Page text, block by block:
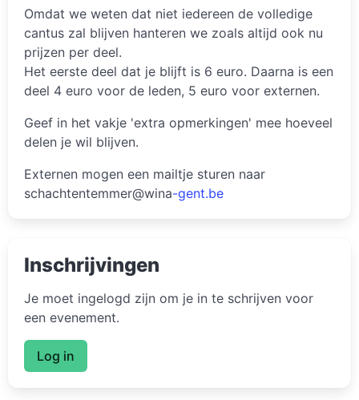
Omdat we weten dat niet iedereen de volledige
cantus zal blijven hanteren we zoals altijd ook nu
prijzen per deel.
Het eerste deel dat je blijft is 6 euro. Daarna is een
deel 4 euro voor de leden, 5 euro voor externen.
Geef in het vakje 'extra opmerkingen' mee hoeveel
delen je wil blijven.
Externen mogen een mailtje sturen naar
schachtentemmer@wina-gent.be
Inschrijvingen
Je moet ingelogd zijn om je in te schrijven voor
een evenement.
Log in